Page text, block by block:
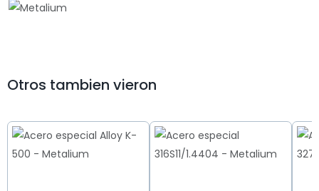
Otros tambien vieron